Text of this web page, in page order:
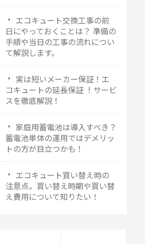
エコキュート交換工事の前
日にやっておくことは？ 準備の
手順や当日の工事の流れについ
て解説します。
実は短いメーカー保証！エ
コキュートの延長保証 ！サービ
スを徹底解説！
家庭用蓄電池は導入すべき？
蓄電池単体の運用ではデメリッ
トの方が目立つかも！
エコキュート買い替え時の
注意点。買い替え時期や買い替
え費用について知りたい！